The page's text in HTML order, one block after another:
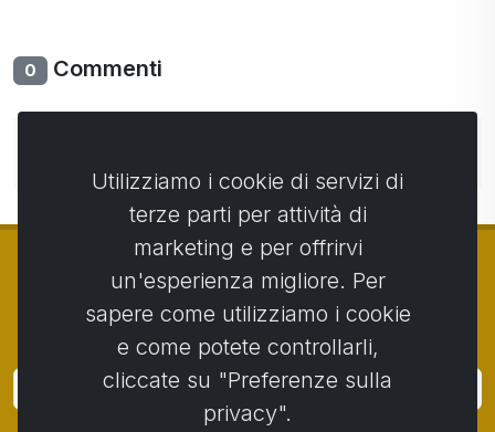
0 Commenti
© Copyright 2014 - 2026 Activstar
Utilizziamo i cookie di servizi di
terze parti per attività di
marketing e per offrirvi
un'esperienza migliore. Per
sapere come utilizziamo i cookie
e come potete controllarli,
cliccate su "Preferenze sulla
privacy".